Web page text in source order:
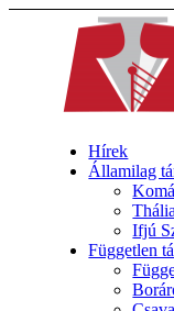
Hírek
Államilag
Ifjú
Független